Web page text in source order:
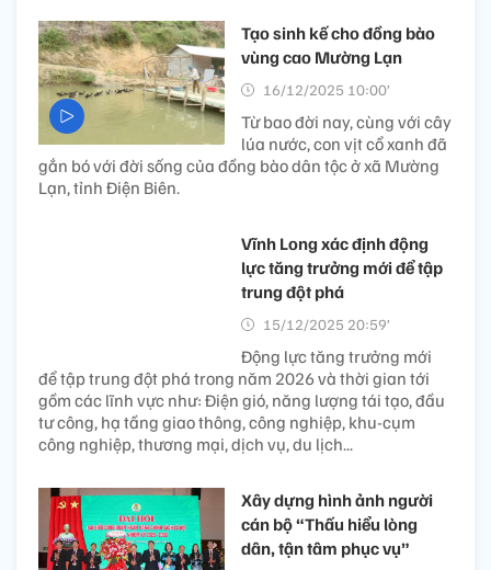
Tạo sinh kế cho đồng bào
vùng cao Mường Lạn
16/12/2025 10:00’
Từ bao đời nay, cùng với cây
lúa nước, con vịt cổ xanh đã
gắn bó với đời sống của đồng bào dân tộc ở xã Mường
Lạn, tỉnh Điện Biên.
Vĩnh Long xác định động
lực tăng trưởng mới để tập
trung đột phá
15/12/2025 20:59’
Động lực tăng trưởng mới
để tập trung đột phá trong năm 2026 và thời gian tới
gồm các lĩnh vực như: Điện gió, năng lượng tái tạo, đầu
tư công, hạ tầng giao thông, công nghiệp, khu-cụm
công nghiệp, thương mại, dịch vụ, du lịch...
Xây dựng hình ảnh người
cán bộ “Thấu hiểu lòng
dân, tận tâm phục vụ”